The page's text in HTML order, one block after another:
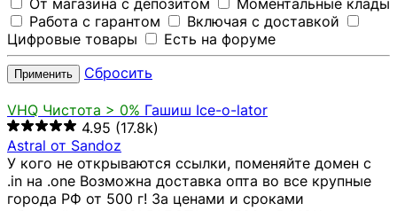
От магазина с депозитом
Моментальные клады
Работа с гарантом
Включая с доставкой
Цифровые товары
Есть на форуме
Применить Сбросить
VHQ Чистота > 0% Гашиш Ice-o-lator
4.95 (17.8k)
Astral от Sandoz
У кого не открываются ссылки, поменяйте домен с
.in на .one Возможна доставка опта во все крупные
города РФ от 500 г! За ценами и сроками